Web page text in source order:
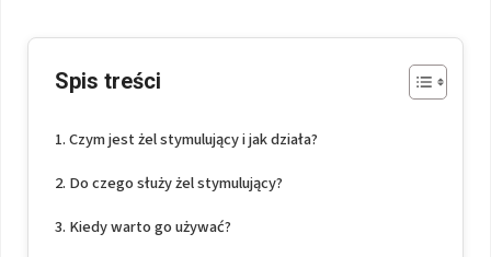
Spis treści
Czym jest żel stymulujący i jak działa?
Do czego służy żel stymulujący?
Kiedy warto go używać?